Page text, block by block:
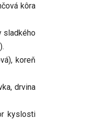
kôra
sladkého
koreň
drvina
kyslosti